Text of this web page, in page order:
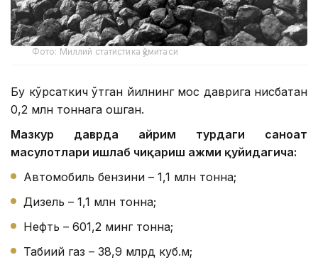
Фото: Миллий статистика қўмитаси
Бу кўрсаткич ўтган йилнинг мос даврига нисбатан
0,2 млн тоннага ошган.
Мазкур даврда айрим турдаги саноат
маҳсулотлари ишлаб чиқариш ҳажми қуйидагича:
Автомобиль бензини – 1,1 млн тонна;
Дизель – 1,1 млн тонна;
Нефть – 601,2 минг тонна;
Табиий газ – 38,9 млрд куб.м;